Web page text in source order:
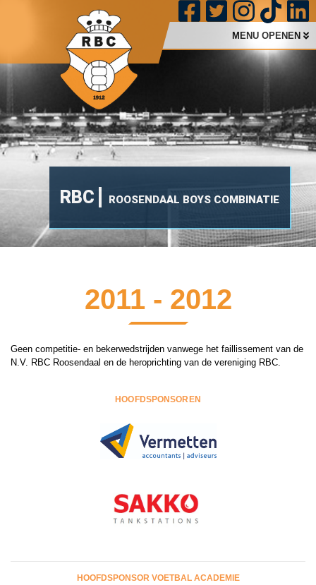
RBC ROOSENDAAL BOYS COMBINATIE
MENU OPENEN
2011 - 2012
Geen competitie- en bekerwedstrijden vanwege het faillissement van de
N.V. RBC Roosendaal en de heroprichting van de vereniging RBC.
HOOFDSPONSOREN
HOOFDSPONSOR VOETBAL ACADEMIE